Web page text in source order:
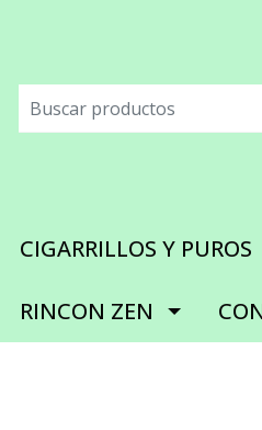
CIGARRILLOS Y PUROS
RINCON ZEN